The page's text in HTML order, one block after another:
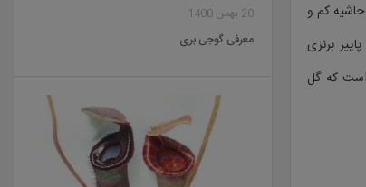
کم و
پاییز برنزی
مانند) است که گل
20 بهمن 1400
معرفی گوجی بری